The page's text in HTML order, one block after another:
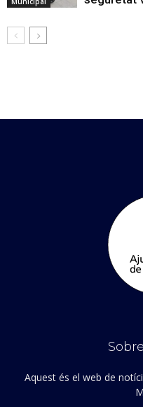
Aquest és el web de